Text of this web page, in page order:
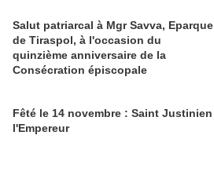
Salut patriarcal à Mgr Savva, Eparque
de Tiraspol, à l'occasion du
quinzième anniversaire de la
Consécration épiscopale
Fêté le 14 novembre : Saint Justinien
l'Empereur